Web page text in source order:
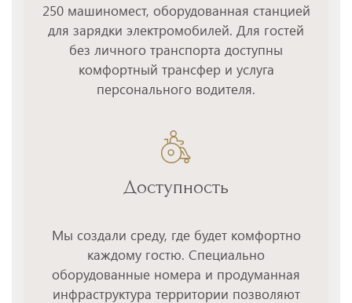
250 машиномест, оборудованная станцией
для зарядки электромобилей. Для гостей
без личного транспорта доступны
комфортный трансфер и услуга
персонального водителя.
Доступность
Мы создали среду, где будет комфортно
каждому гостю. Специально
оборудованные номера и продуманная
инфраструктура территории позволяют